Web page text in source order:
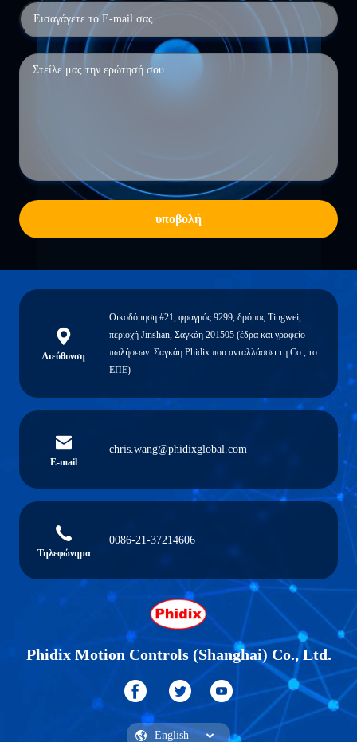
υποβολή
Διεύθυνση
Οικοδόμηση #21, φραγμός 9299, δρόμος Tingwei,
περιοχή Jinshan, Σαγκάη 201505 (έδρα και γραφείο
πωλήσεων: Σαγκάη Phidix που ανταλλάσσει τη Co., το
ΕΠΕ)
E-mail
chris.wang@phidixglobal.com
Τηλεφώνημα
0086-21-37214606
Phidix Motion Controls (Shanghai) Co., Ltd.